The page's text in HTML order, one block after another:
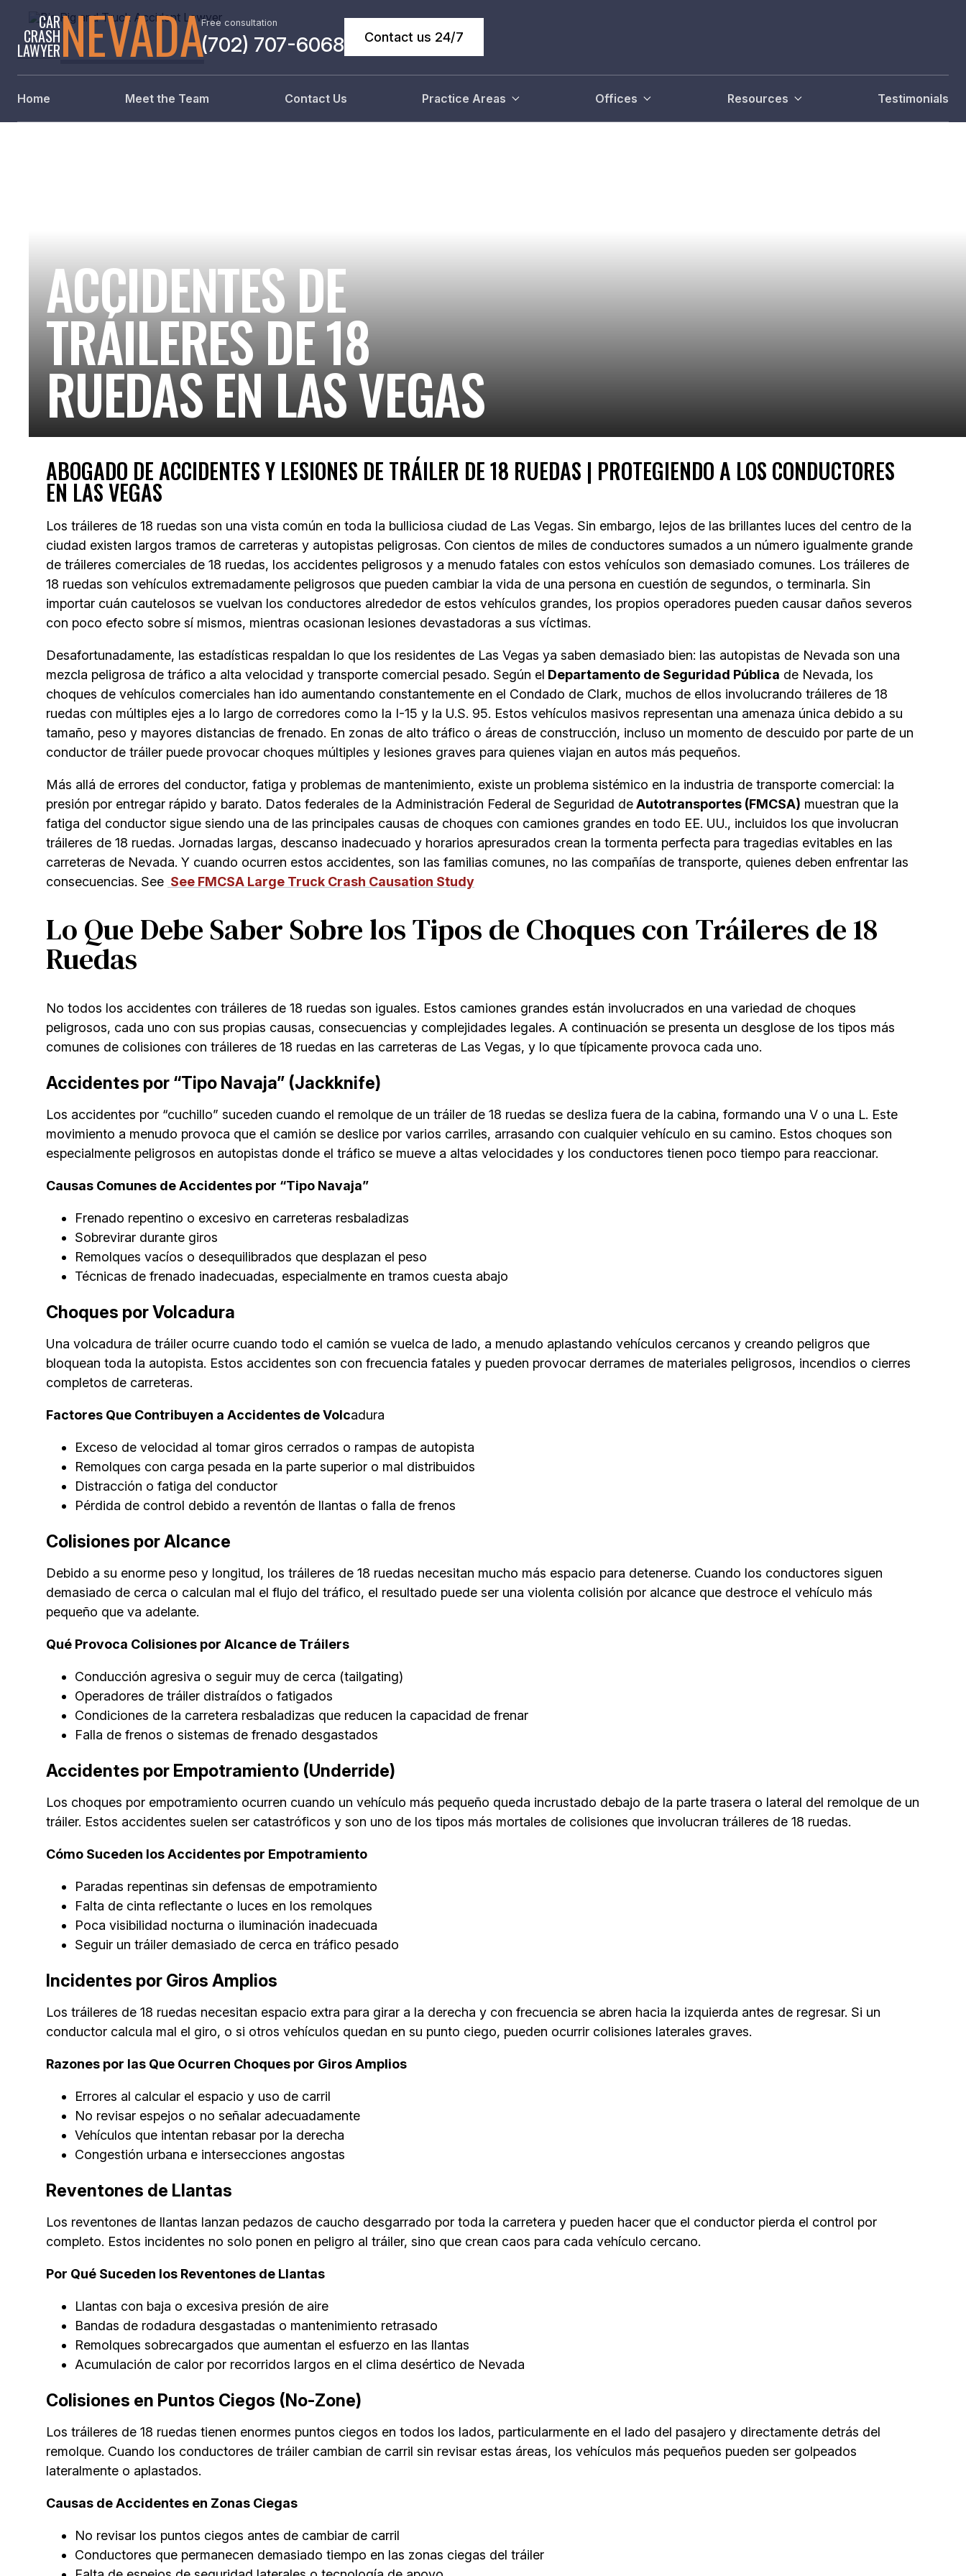
CAR
CRASH
LAWYERNEVADAFree consultation
(702) 707-6068 Contact us 24/7
Home Meet the Team Contact Us Practice Areas Offices Resources Testimonials
ACCIDENTES DE
TRÁILERES DE 18
RUEDAS EN LAS VEGAS
ABOGADO DE ACCIDENTES Y LESIONES DE TRÁILER DE 18 RUEDAS | PROTEGIENDO A LOS CONDUCTORES
EN LAS VEGAS
Los tráileres de 18 ruedas son una vista común en toda la bulliciosa ciudad de Las Vegas. Sin embargo, lejos de las brillantes luces del centro de la
ciudad existen largos tramos de carreteras y autopistas peligrosas. Con cientos de miles de conductores sumados a un número igualmente grande
de tráileres comerciales de 18 ruedas, los accidentes peligrosos y a menudo fatales con estos vehículos son demasiado comunes. Los tráileres de
18 ruedas son vehículos extremadamente peligrosos que pueden cambiar la vida de una persona en cuestión de segundos, o terminarla. Sin
importar cuán cautelosos se vuelvan los conductores alrededor de estos vehículos grandes, los propios operadores pueden causar daños severos
con poco efecto sobre sí mismos, mientras ocasionan lesiones devastadoras a sus víctimas.
Desafortunadamente, las estadísticas respaldan lo que los residentes de Las Vegas ya saben demasiado bien: las autopistas de Nevada son una
mezcla peligrosa de tráfico a alta velocidad y transporte comercial pesado. Según el Departamento de Seguridad Pública de Nevada, los
choques de vehículos comerciales han ido aumentando constantemente en el Condado de Clark, muchos de ellos involucrando tráileres de 18
ruedas con múltiples ejes a lo largo de corredores como la I-15 y la U.S. 95. Estos vehículos masivos representan una amenaza única debido a su
tamaño, peso y mayores distancias de frenado. En zonas de alto tráfico o áreas de construcción, incluso un momento de descuido por parte de un
conductor de tráiler puede provocar choques múltiples y lesiones graves para quienes viajan en autos más pequeños.
Más allá de errores del conductor, fatiga y problemas de mantenimiento, existe un problema sistémico en la industria de transporte comercial: la
presión por entregar rápido y barato. Datos federales de la Administración Federal de Seguridad deAutotransportes (FMCSA) muestran que la
fatiga del conductor sigue siendo una de las principales causas de choques con camiones grandes en todo EE. UU., incluidos los que involucran
tráileres de 18 ruedas. Jornadas largas, descanso inadecuado y horarios apresurados crean la tormenta perfecta para tragedias evitables en las
carreteras de Nevada. Y cuando ocurren estos accidentes, son las familias comunes, no las compañías de transporte, quienes deben enfrentar las
consecuencias. See See FMCSA Large Truck Crash Causation Study
Lo Que Debe Saber Sobre los Tipos de Choques con Tráileres de 18
Ruedas
No todos los accidentes con tráileres de 18 ruedas son iguales. Estos camiones grandes están involucrados en una variedad de choques
peligrosos, cada uno con sus propias causas, consecuencias y complejidades legales. A continuación se presenta un desglose de los tipos más
comunes de colisiones con tráileres de 18 ruedas en las carreteras de Las Vegas, y lo que típicamente provoca cada uno.
Accidentes por “Tipo Navaja” (Jackknife)
Los accidentes por “cuchillo” suceden cuando el remolque de un tráiler de 18 ruedas se desliza fuera de la cabina, formando una V o una L. Este
movimiento a menudo provoca que el camión se deslice por varios carriles, arrasando con cualquier vehículo en su camino. Estos choques son
especialmente peligrosos en autopistas donde el tráfico se mueve a altas velocidades y los conductores tienen poco tiempo para reaccionar.
Causas Comunes de Accidentes por “Tipo Navaja”
Frenado repentino o excesivo en carreteras resbaladizas
Sobrevirar durante giros
Remolques vacíos o desequilibrados que desplazan el peso
Técnicas de frenado inadecuadas, especialmente en tramos cuesta abajo
Choques por Volcadura
Una volcadura de tráiler ocurre cuando todo el camión se vuelca de lado, a menudo aplastando vehículos cercanos y creando peligros que
bloquean toda la autopista. Estos accidentes son con frecuencia fatales y pueden provocar derrames de materiales peligrosos, incendios o cierres
completos de carreteras.
Factores Que Contribuyen a Accidentes de Volcadura
Exceso de velocidad al tomar giros cerrados o rampas de autopista
Remolques con carga pesada en la parte superior o mal distribuidos
Distracción o fatiga del conductor
Pérdida de control debido a reventón de llantas o falla de frenos
Colisiones por Alcance
Debido a su enorme peso y longitud, los tráileres de 18 ruedas necesitan mucho más espacio para detenerse. Cuando los conductores siguen
demasiado de cerca o calculan mal el flujo del tráfico, el resultado puede ser una violenta colisión por alcance que destroce el vehículo más
pequeño que va adelante.
Qué Provoca Colisiones por Alcance de Tráilers
Conducción agresiva o seguir muy de cerca (tailgating)
Operadores de tráiler distraídos o fatigados
Condiciones de la carretera resbaladizas que reducen la capacidad de frenar
Falla de frenos o sistemas de frenado desgastados
Accidentes por Empotramiento (Underride)
Los choques por empotramiento ocurren cuando un vehículo más pequeño queda incrustado debajo de la parte trasera o lateral del remolque de un
tráiler. Estos accidentes suelen ser catastróficos y son uno de los tipos más mortales de colisiones que involucran tráileres de 18 ruedas.
Cómo Suceden los Accidentes por Empotramiento
Paradas repentinas sin defensas de empotramiento
Falta de cinta reflectante o luces en los remolques
Poca visibilidad nocturna o iluminación inadecuada
Seguir un tráiler demasiado de cerca en tráfico pesado
Incidentes por Giros Amplios
Los tráileres de 18 ruedas necesitan espacio extra para girar a la derecha y con frecuencia se abren hacia la izquierda antes de regresar. Si un
conductor calcula mal el giro, o si otros vehículos quedan en su punto ciego, pueden ocurrir colisiones laterales graves.
Razones por las Que Ocurren Choques por Giros Amplios
Errores al calcular el espacio y uso de carril
No revisar espejos o no señalar adecuadamente
Vehículos que intentan rebasar por la derecha
Congestión urbana e intersecciones angostas
Reventones de Llantas
Los reventones de llantas lanzan pedazos de caucho desgarrado por toda la carretera y pueden hacer que el conductor pierda el control por
completo. Estos incidentes no solo ponen en peligro al tráiler, sino que crean caos para cada vehículo cercano.
Por Qué Suceden los Reventones de Llantas
Llantas con baja o excesiva presión de aire
Bandas de rodadura desgastadas o mantenimiento retrasado
Remolques sobrecargados que aumentan el esfuerzo en las llantas
Acumulación de calor por recorridos largos en el clima desértico de Nevada
Colisiones en Puntos Ciegos (No-Zone)
Los tráileres de 18 ruedas tienen enormes puntos ciegos en todos los lados, particularmente en el lado del pasajero y directamente detrás del
remolque. Cuando los conductores de tráiler cambian de carril sin revisar estas áreas, los vehículos más pequeños pueden ser golpeados
lateralmente o aplastados.
Causas de Accidentes en Zonas Ciegas
No revisar los puntos ciegos antes de cambiar de carril
Conductores que permanecen demasiado tiempo en las zonas ciegas del tráiler